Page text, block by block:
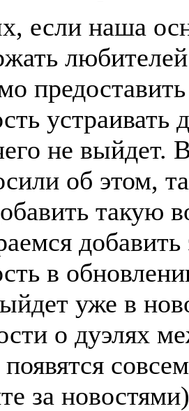
если наша
устраивать
не выйдет.
об этом,
такую
добавить
в
уже в
о дуэлях
за